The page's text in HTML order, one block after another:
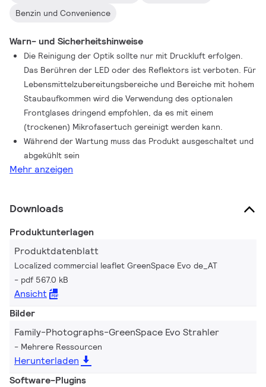
Benzin und Convenience
Warn- und Sicherheitshinweise
Die Reinigung der Optik sollte nur mit Druckluft erfolgen.
Das Berühren der LED oder des Reflektors ist verboten. Für
Lebensmittelzubereitungsbereiche und Bereiche mit hohem
Staubaufkommen wird die Verwendung des optionalen
Frontglases dringend empfohlen, da es mit einem
(trockenen) Mikrofasertuch gereinigt werden kann.
Während der Wartung muss das Produkt ausgeschaltet und
abgekühlt sein
Mehr anzeigen
Downloads
Produktunterlagen
Produktdatenblatt
Localized commercial leaflet GreenSpace Evo de_AT
pdf 567.0 kB
Ansicht
Bilder
Family-Photographs-GreenSpace Evo Strahler
Mehrere Ressourcen
Herunterladen
Software-Plugins